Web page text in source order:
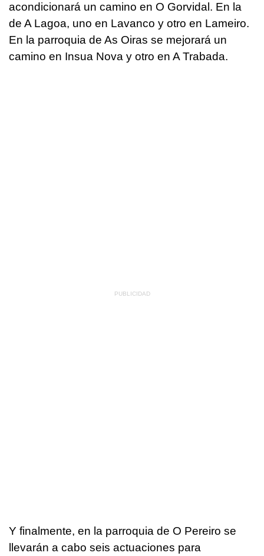
acondicionará un camino en O Gorvidal. En la
de A Lagoa, uno en Lavanco y otro en Lameiro.
En la parroquia de As Oiras se mejorará un
camino en Insua Nova y otro en A Trabada.
Y finalmente, en la parroquia de O Pereiro se
llevarán a cabo seis actuaciones para